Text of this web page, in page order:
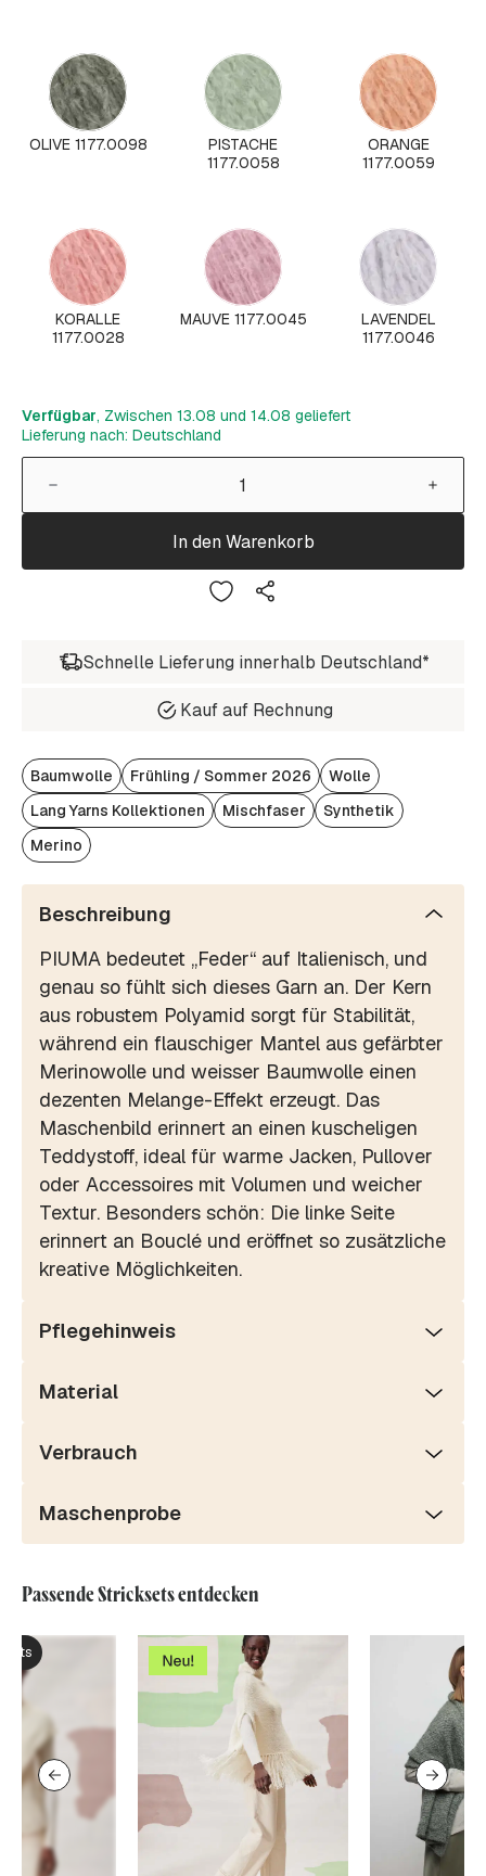
OLIVE 1177.0098
PISTACHE
1177.0058
ORANGE
1177.0059
KORALLE
1177.0028
MAUVE 1177.0045
LAVENDEL
1177.0046
Verfügbar, Zwischen 13.08 und 14.08 geliefert
Lieferung nach: Deutschland
In den Warenkorb
Schnelle Lieferung innerhalb Deutschland*
Kauf auf Rechnung
Baumwolle Frühling / Sommer 2026
Wolle
Lang Yarns Kollektionen
Mischfaser
Synthetik
Merino
Beschreibung
PIUMA bedeutet „Feder“ auf Italienisch, und
genau so fühlt sich dieses Garn an. Der Kern
aus robustem Polyamid sorgt für Stabilität,
während ein flauschiger Mantel aus gefärbter
Merinowolle und weisser Baumwolle einen
dezenten Melange-Effekt erzeugt. Das
Maschenbild erinnert an einen kuscheligen
Teddystoff, ideal für warme Jacken, Pullover
oder Accessoires mit Volumen und weicher
Textur. Besonders schön: Die linke Seite
erinnert an Bouclé und eröffnet so zusätzliche
kreative Möglichkeiten.
Pflegehinweis
Material
Verbrauch
Maschenprobe
Passende Stricksets entdecken